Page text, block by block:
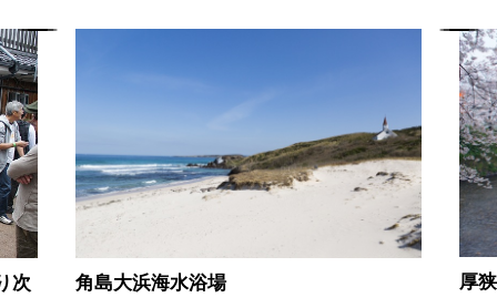
次 角島大浜海水浴場 厚